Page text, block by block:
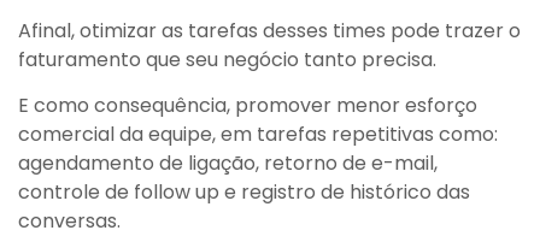
Afinal, otimizar as tarefas desses times pode trazer o
faturamento que seu negócio tanto precisa.
E como consequência, promover menor esforço
comercial da equipe, em tarefas repetitivas como:
agendamento de ligação, retorno de e-mail,
controle de follow up e registro de histórico das
conversas.